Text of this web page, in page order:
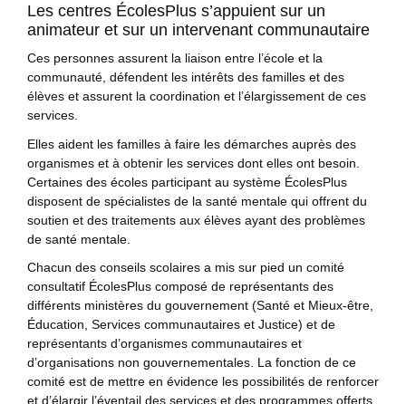
Les centres ÉcolesPlus s’appuient sur un
animateur et sur un intervenant communautaire
Ces personnes assurent la liaison entre l’école et la
communauté, défendent les intérêts des familles et des
élèves et assurent la coordination et l’élargissement de ces
services.
Elles aident les familles à faire les démarches auprès des
organismes et à obtenir les services dont elles ont besoin.
Certaines des écoles participant au système ÉcolesPlus
disposent de spécialistes de la santé mentale qui offrent du
soutien et des traitements aux élèves ayant des problèmes
de santé mentale.
Chacun des conseils scolaires a mis sur pied un comité
consultatif ÉcolesPlus composé de représentants des
différents ministères du gouvernement (Santé et Mieux-être,
Éducation, Services communautaires et Justice) et de
représentants d’organismes communautaires et
d’organisations non gouvernementales. La fonction de ce
comité est de mettre en évidence les possibilités de renforcer
et d’élargir l’éventail des services et des programmes offerts